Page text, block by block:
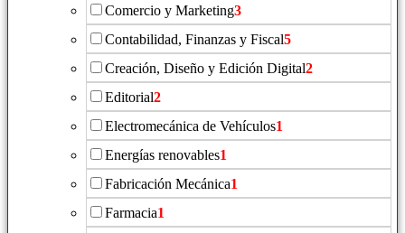
Comercio y Marketing3
Contabilidad, Finanzas y Fiscal5
Creación, Diseño y Edición Digital2
Editorial2
Electromecánica de Vehículos1
Energías renovables1
Fabricación Mecánica1
Farmacia1